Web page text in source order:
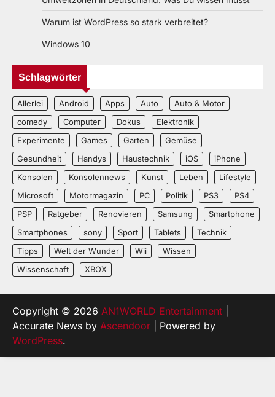
Warum ist WordPress so stark verbreitet?
Windows 10
Schlagwörter
Allerlei Android Apps Auto
Auto & Motor
comedy
Computer Dokus
Elektronik
Experimente
Games Garten
Gemüse
Gesundheit
Handys Haustechnik iOS
iPhone
Konsolen
Konsolennews Kunst Leben
Lifestyle
Microsoft
Motormagazin PC Politik PS3
PS4
PSP
Ratgeber Renovieren Samsung
Smartphone
Smartphones
sony Sport Tablets
Technik
Tipps
Welt der Wunder Wii
Wissen
Wissenschaft
XBOX
Copyright © 2026 AN1WORLD Entertainment
Accurate News by Ascendoor | Powered by
WordPress.